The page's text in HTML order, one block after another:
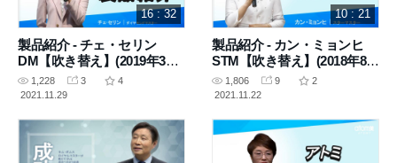
16 : 32
製品紹介 - チェ・セリン
DM【吹き替え】(2019年3月
23日 講義)
1,228 3
4
2021.11.29
10 : 21
製品紹介 - カン・ミョンヒ
STM【吹き替え】(2018年8月
9日 講義)
1,806 9
2
2021.11.22